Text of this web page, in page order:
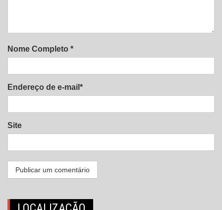
Nome Completo *
Endereço de e-mail*
Site